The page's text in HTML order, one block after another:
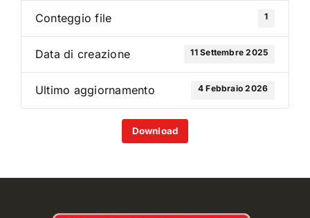
Conteggio file 1
Data di creazione 11 Settembre 2025
Ultimo aggiornamento 4 Febbraio 2026
Download